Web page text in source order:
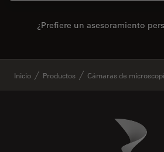
¿Prefiere un asesoramiento
Inicio Productos Cámaras de
Danaher